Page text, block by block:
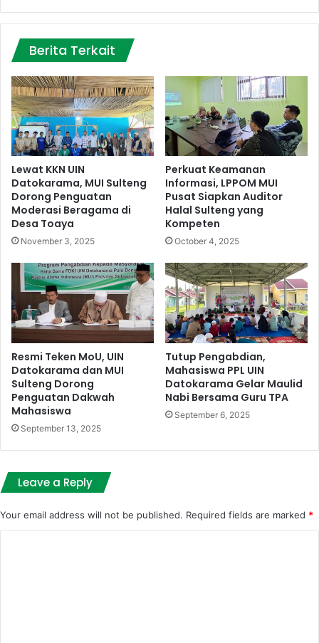
Berita Terkait
Lewat KKN UIN
Datokarama, MUI Sulteng
Dorong Penguatan
Moderasi Beragama di
Desa Toaya
November 3, 2025
Perkuat Keamanan
Informasi, LPPOM MUI
Pusat Siapkan Auditor
Halal Sulteng yang
Kompeten
October 4, 2025
Resmi Teken MoU, UIN
Datokarama dan MUI
Sulteng Dorong
Penguatan Dakwah
Mahasiswa
September 13, 2025
Tutup Pengabdian,
Mahasiswa PPL UIN
Datokarama Gelar Maulid
Nabi Bersama Guru TPA
September 6, 2025
Leave a Reply
Your email address will not be published. Required fields are marked *